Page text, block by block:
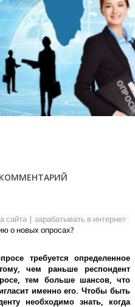
сайта
зарабатывать в интернет
о новых опросах?
требуется определенное
чем раньше респондент
тем больше шансов, что
именно его.Чтобы быть
необходимо знать, когда